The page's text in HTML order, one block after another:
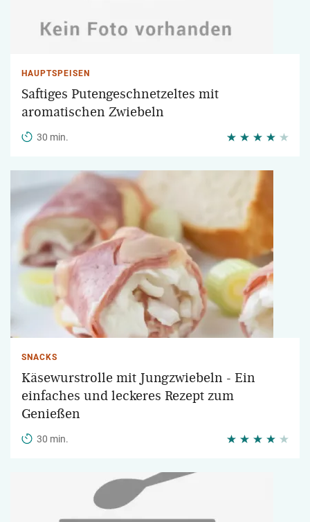
HAUPTSPEISEN
Saftiges Putengeschnetzeltes mit
aromatischen Zwiebeln
30 min.
SNACKS
Käsewurstrolle mit Jungzwiebeln - Ein
einfaches und leckeres Rezept zum
Genießen
30 min.